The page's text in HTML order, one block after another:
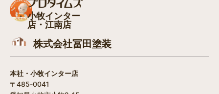
小牧インター
店・江南店
株式会社冨田塗装
本社・小牧インター店
〒485-0041